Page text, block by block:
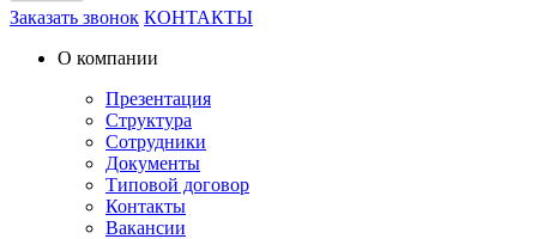
Заказать звонок КОНТАКТЫ
О компании
Презентация
Структура
Сотрудники
Документы
Типовой договор
Контакты
Вакансии